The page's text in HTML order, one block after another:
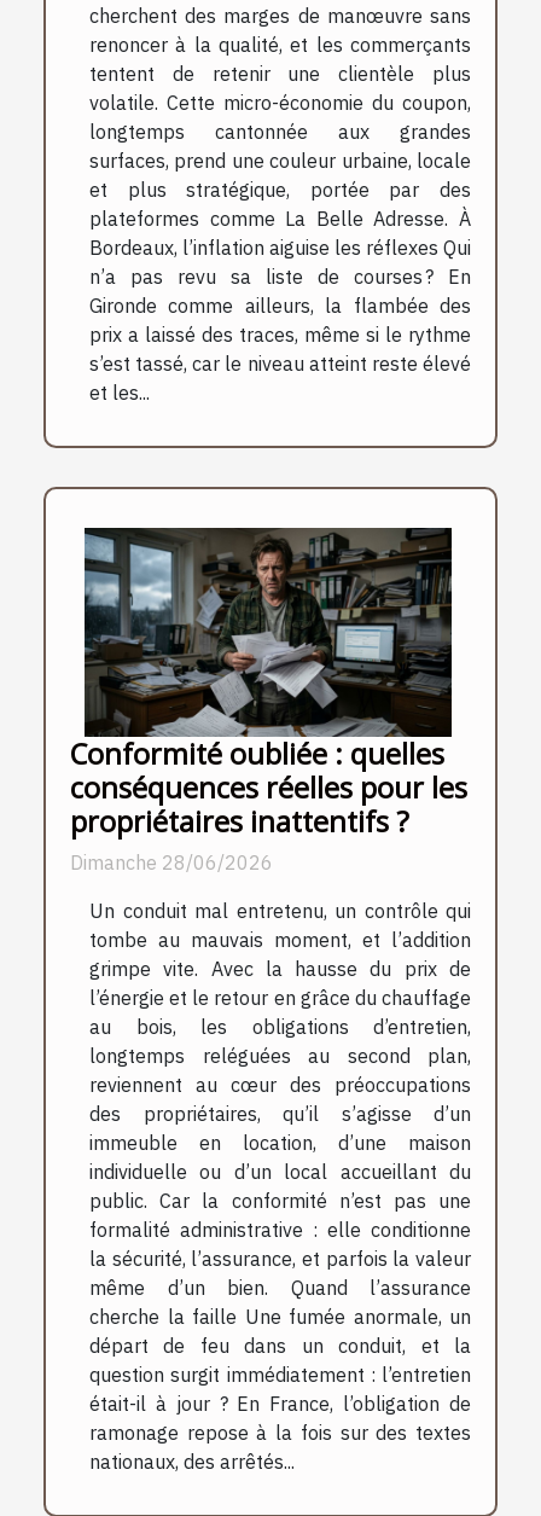
cherchent des marges de manœuvre sans
renoncer à la qualité, et les commerçants
tentent de retenir une clientèle plus
volatile. Cette micro-économie du coupon,
longtemps cantonnée aux grandes
surfaces, prend une couleur urbaine, locale
et plus stratégique, portée par des
plateformes comme La Belle Adresse. À
Bordeaux, l’inflation aiguise les réflexes Qui
n’a pas revu sa liste de courses ? En
Gironde comme ailleurs, la flambée des
prix a laissé des traces, même si le rythme
s’est tassé, car le niveau atteint reste élevé
et les...
Conformité oubliée : quelles
conséquences réelles pour les
propriétaires inattentifs ?
Dimanche 28/06/2026
Un conduit mal entretenu, un contrôle qui
tombe au mauvais moment, et l’addition
grimpe vite. Avec la hausse du prix de
l’énergie et le retour en grâce du chauffage
au bois, les obligations d’entretien,
longtemps reléguées au second plan,
reviennent au cœur des préoccupations
des propriétaires, qu’il s’agisse d’un
immeuble en location, d’une maison
individuelle ou d’un local accueillant du
public. Car la conformité n’est pas une
formalité administrative : elle conditionne
la sécurité, l’assurance, et parfois la valeur
même d’un bien. Quand l’assurance
cherche la faille Une fumée anormale, un
départ de feu dans un conduit, et la
question surgit immédiatement : l’entretien
était-il à jour ? En France, l’obligation de
ramonage repose à la fois sur des textes
nationaux, des arrêtés...